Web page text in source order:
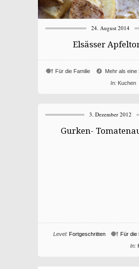
24. August 2014
Elsässer
Mehr als eine
Für die Familie
In: Kuchen
3. Dezember 2012
Gurken-
Für die
Level: Fortgeschritten
In: